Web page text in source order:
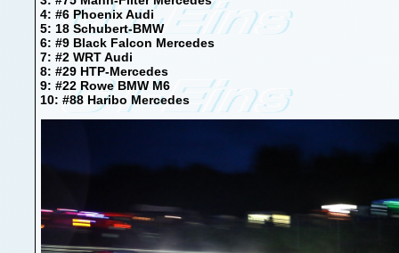
4: #6 Phoenix Audi
5: 18 Schubert-BMW
6: #9 Black Falcon Mercedes
7: #2 WRT Audi
8: #29 HTP-Mercedes
9: #22 Rowe BMW M6
10: #88 Haribo Mercedes